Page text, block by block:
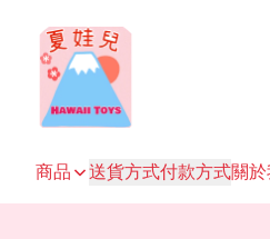
商品 送貨方式付款方式關